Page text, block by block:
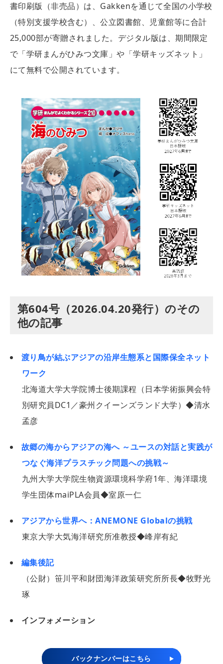
書印刷版（非売品）は、Gakkenを通じて全国の小学校
（特別支援学校含む）、公立図書館、児童館等に合計
25,000部が寄贈されました。デジタル版は、期間限定
で「学研まんがひみつ文庫」や「学研キッズネット」
にて無料で公開されています。
第604号（2026.04.20発行）のその
他の記事
渡り鳥が結ぶアジアの沿岸生態系と国際保全ネット
ワーク
北海道大学大学院博士後期課程（日本学術振興会特
別研究員DC1／豪州クイーンズランド大学）◆清水
孟彦
故郷の海からアジアの海へ ～ユースの対話と実践が
つなぐ海洋プラスチック問題への挑戦～
九州大学大学院生物資源環境科学府1年、海洋環境
学生団体maiPLA会員◆室原一仁
アジアから世界へ：ANEMONE Globalの挑戦
東京大学大気海洋研究所准教授◆峰岸有紀
編集後記
（公財）笹川平和財団海洋政策研究所所長◆牧野光
琢
インフォメーション
バックナンバーはこちら